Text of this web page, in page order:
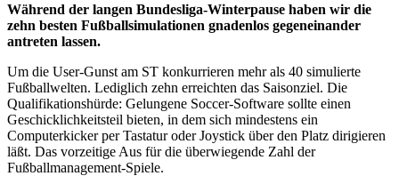
Während der langen Bundesliga-Winterpause haben wir die
zehn besten Fußballsimulationen gnadenlos gegeneinander
antreten lassen.
Um die User-Gunst am ST konkurrieren mehr als 40 simulierte
Fußballwelten. Lediglich zehn erreichten das Saisonziel. Die
Qualifikationshürde: Gelungene Soccer-Software sollte einen
Geschicklichkeitsteil bieten, in dem sich mindestens ein
Computerkicker per Tastatur oder Joystick über den Platz dirigieren
läßt. Das vorzeitige Aus für die überwiegende Zahl der
Fußballmanagement-Spiele.